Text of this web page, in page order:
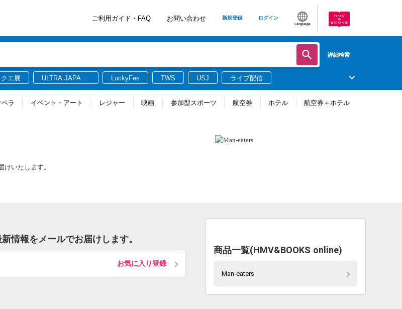
ご利用ガイド・FAQ お問い合わせ 新規登録 ログイン
Language
詳細検索
クエ展
ULTRA JAPAN
LuckyFes TWS USJ ライブ配信
ラ イベント・アート レジャー 映画 参加型スポーツ 航空券 ホテル 航空券＋ホテル
いたします。
情報をメールでお届けします。
お気に入り登録
商品一覧(HMV&BOOKS online)
Man-eaters